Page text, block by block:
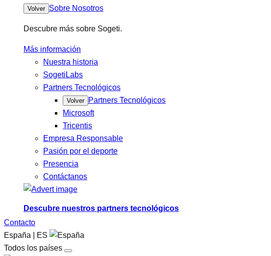
Volver Sobre Nosotros
Descubre más sobre Sogeti.
Más información
Nuestra historia
SogetiLabs
Partners Tecnológicos
Volver
Partners Tecnológicos
Microsoft
Tricentis
Empresa Responsable
Pasión por el deporte
Presencia
Contáctanos
Descubre nuestros partners tecnológicos
Contacto
España | ES
Todos los países